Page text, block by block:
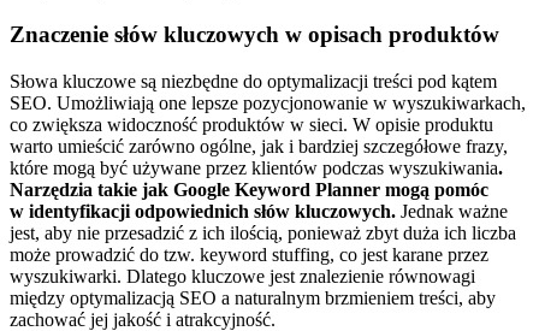
Znaczenie słów kluczowych w opisach produktów
Słowa kluczowe są niezbędne do optymalizacji treści pod kątem
SEO. Umożliwiają one lepsze pozycjonowanie w wyszukiwarkach,
co zwiększa widoczność produktów w sieci. W opisie produktu
warto umieścić zarówno ogólne, jak i bardziej szczegółowe frazy,
które mogą być używane przez klientów podczas wyszukiwania.
Narzędzia takie jak Google Keyword Planner mogą pomóc
w identyfikacji odpowiednich słów kluczowych. Jednak ważne
jest, aby nie przesadzić z ich ilością, ponieważ zbyt duża ich liczba
może prowadzić do tzw. keyword stuffing, co jest karane przez
wyszukiwarki. Dlatego kluczowe jest znalezienie równowagi
między optymalizacją SEO a naturalnym brzmieniem treści, aby
zachować jej jakość i atrakcyjność.